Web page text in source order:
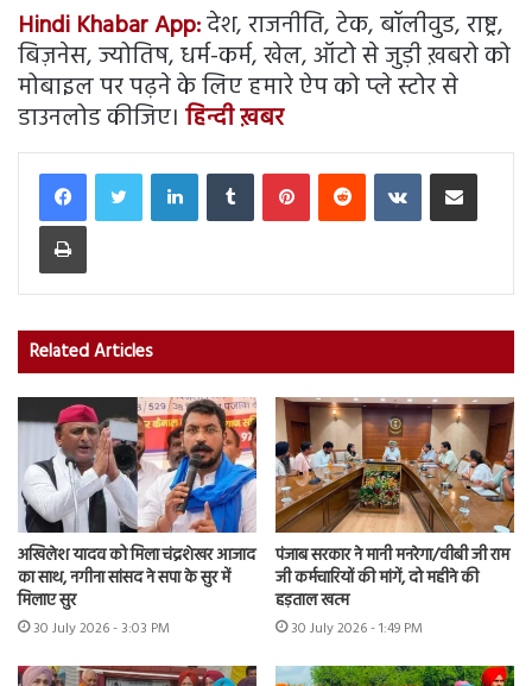
Hindi Khabar App:देश, राजनीति, टेक, बॉलीवुड, राष्ट्र,
बिज़नेस, ज्योतिष, धर्म-कर्म, खेल, ऑटो से जुड़ी ख़बरो को
मोबाइल पर पढ़ने के लिए हमारे ऐप को प्ले स्टोर से
डाउनलोड कीजिए। हिन्दी ख़बर
LinkedInTumblr PinterestReddit VKontakteShare via Email
Print
Related Articles
अखिलेश यादव को मिला चंद्रशेखर आजाद
का साथ, नगीना सांसद ने सपा के सुर में
मिलाए सुर
30 July 2026 - 3:03 PM
पंजाब सरकार ने मानी मनरेगा/वीबी जी राम
जी कर्मचारियों की मांगें, दो महीने की
हड़ताल खत्म
30 July 2026 - 1:49 PM